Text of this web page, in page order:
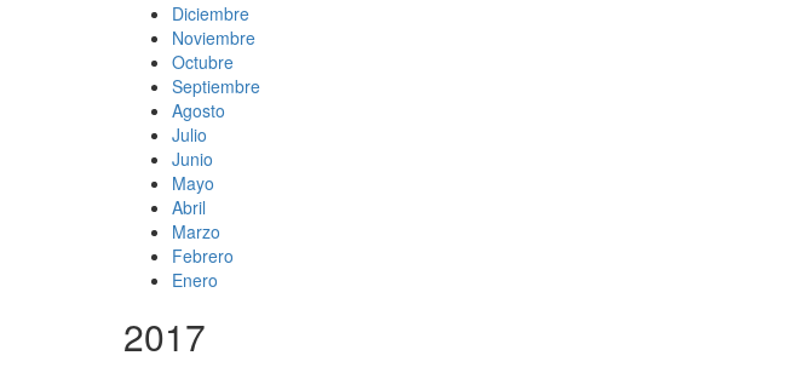
Diciembre
Noviembre
Octubre
Septiembre
Agosto
Julio
Junio
Mayo
Abril
Marzo
Febrero
Enero
2017